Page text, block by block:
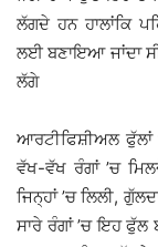
ਲੱਗਦੇ ਹਨ ਹਾਲਾਂਕਿ
ਲਈ ਬਣਾਇਆ ਜਾਂਦਾ
ਲੱਗੇ
ਆਰਟੀਫਿਸ਼ੀਅਲ
ਵੱਖ-ਵੱਖ ਰੰਗਾਂ ’ਚ
ਜਿਨ੍ਹਾਂ ’ਚ ਲਿਲੀ,
ਸਾਰੇ ਰੰਗਾਂ ’ਚ ਇਹ